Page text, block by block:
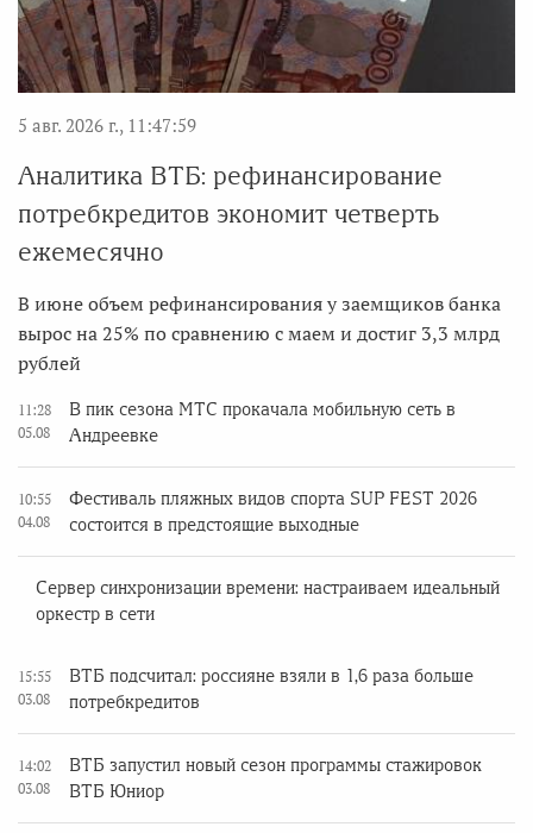
5 авг. 2026 г., 11:47:59
Аналитика ВТБ: рефинансирование
потребкредитов экономит четверть
ежемесячно
В июне объем рефинансирования у заемщиков банка
вырос на 25% по сравнению с маем и достиг 3,3 млрд
рублей
11:28
05.08
В пик сезона МТС прокачала мобильную сеть в
Андреевке
10:55
04.08
Фестиваль пляжных видов спорта SUP FEST 2026
состоится в предстоящие выходные
Сервер синхронизации времени: настраиваем идеальный
оркестр в сети
15:55
03.08
ВТБ подсчитал: россияне взяли в 1,6 раза больше
потребкредитов
14:02
03.08
ВТБ запустил новый сезон программы стажировок
ВТБ Юниор